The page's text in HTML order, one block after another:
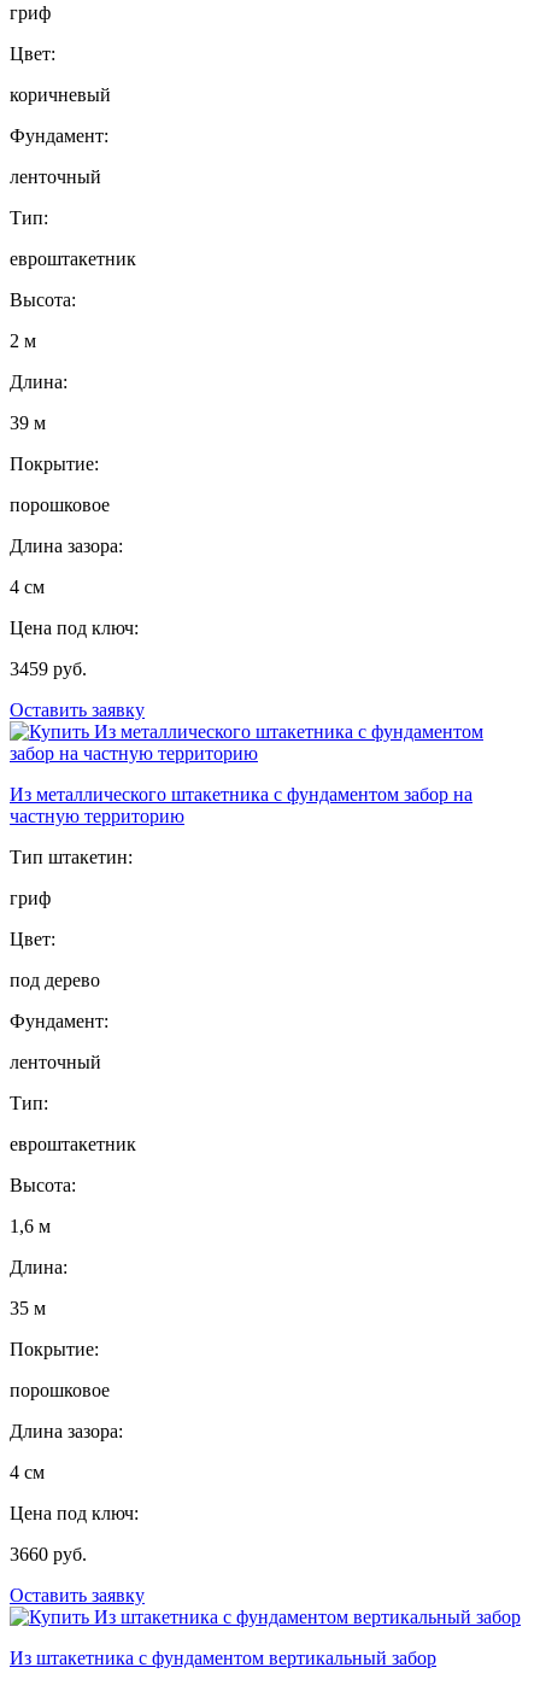
гриф
Цвет:
коричневый
Фундамент:
ленточный
Тип:
евроштакетник
Высота:
2 м
Длина:
39 м
Покрытие:
порошковое
Длина зазора:
4 см
Цена под ключ:
3459 руб.
Оставить заявку
Из металлического штакетника с фундаментом забор на
частную территорию
Тип штакетин:
гриф
Цвет:
под дерево
Фундамент:
ленточный
Тип:
евроштакетник
Высота:
1,6 м
Длина:
35 м
Покрытие:
порошковое
Длина зазора:
4 см
Цена под ключ:
3660 руб.
Оставить заявку
Из штакетника с фундаментом вертикальный забор